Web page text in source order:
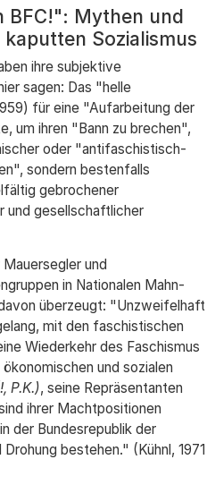
BFC!": Mythen und
Sozialismus
ihre subjektive
sagen: Das "helle
für eine "Aufarbeitung der
um ihren "Bann zu brechen",
oder "antifaschistisch-
sondern bestenfalls
gebrochener
und gesellschaftlicher
und
in Nationalen Mahn-
überzeugt: "Unzweifelhaft
mit den faschistischen
Wiederkehr des Faschismus
und sozialen
P.K.), seine Repräsentanten
ihrer Machtpositionen
der Bundesrepublik der
bestehen." (Kühnl, 1971